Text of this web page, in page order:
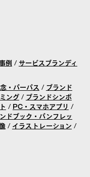
例/ サービスブランディ
・パーパス / ブランド
ング/ ブランドシンボ
/ PC・スマホアプリ /
ドブック・パンフレッ
/ イラストレーション /